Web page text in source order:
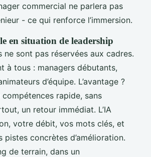
commercial ne parlera pas
- ce qui renforce l’immersion.
en situation de leadership
ne sont pas réservées aux cadres.
à tous : managers débutants,
d’équipe. L’avantage ?
compétences rapide, sans
un retour immédiat. L’IA
votre débit, vos mots clés, et
pistes concrètes d’amélioration.
de terrain, dans un